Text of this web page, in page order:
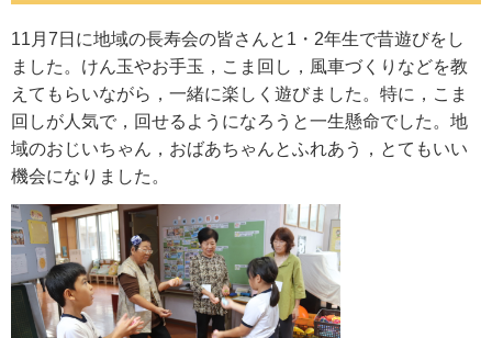
11月7日に地域の長寿会の皆さんと1・2年生で昔遊びをし
ました。けん玉やお手玉，こま回し，風車づくりなどを教
えてもらいながら，一緒に楽しく遊びました。特に，こま
回しが人気で，回せるようになろうと一生懸命でした。地
域のおじいちゃん，おばあちゃんとふれあう，とてもいい
機会になりました。